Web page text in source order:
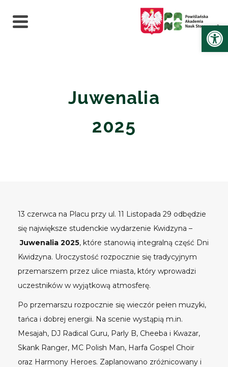
Juwenalia
2025
13 czerwca na Placu przy ul. 11 Listopada 29 odbędzie
się największe studenckie wydarzenie Kwidzyna –
Juwenalia 2025, które stanowią integralną część Dni
Kwidzyna. Uroczystość rozpocznie się tradycyjnym
przemarszem przez ulice miasta, który wprowadzi
uczestników w wyjątkową atmosferę.
Po przemarszu rozpocznie się wieczór pełen muzyki,
tańca i dobrej energii. Na scenie wystąpią m.in.
Mesajah, DJ Radical Guru, Parly B, Cheeba i Kwazar,
Skank Ranger, MC Polish Man, Harfa Gospel Choir
oraz Harmony Heroes. Zaplanowano zróżnicowany i